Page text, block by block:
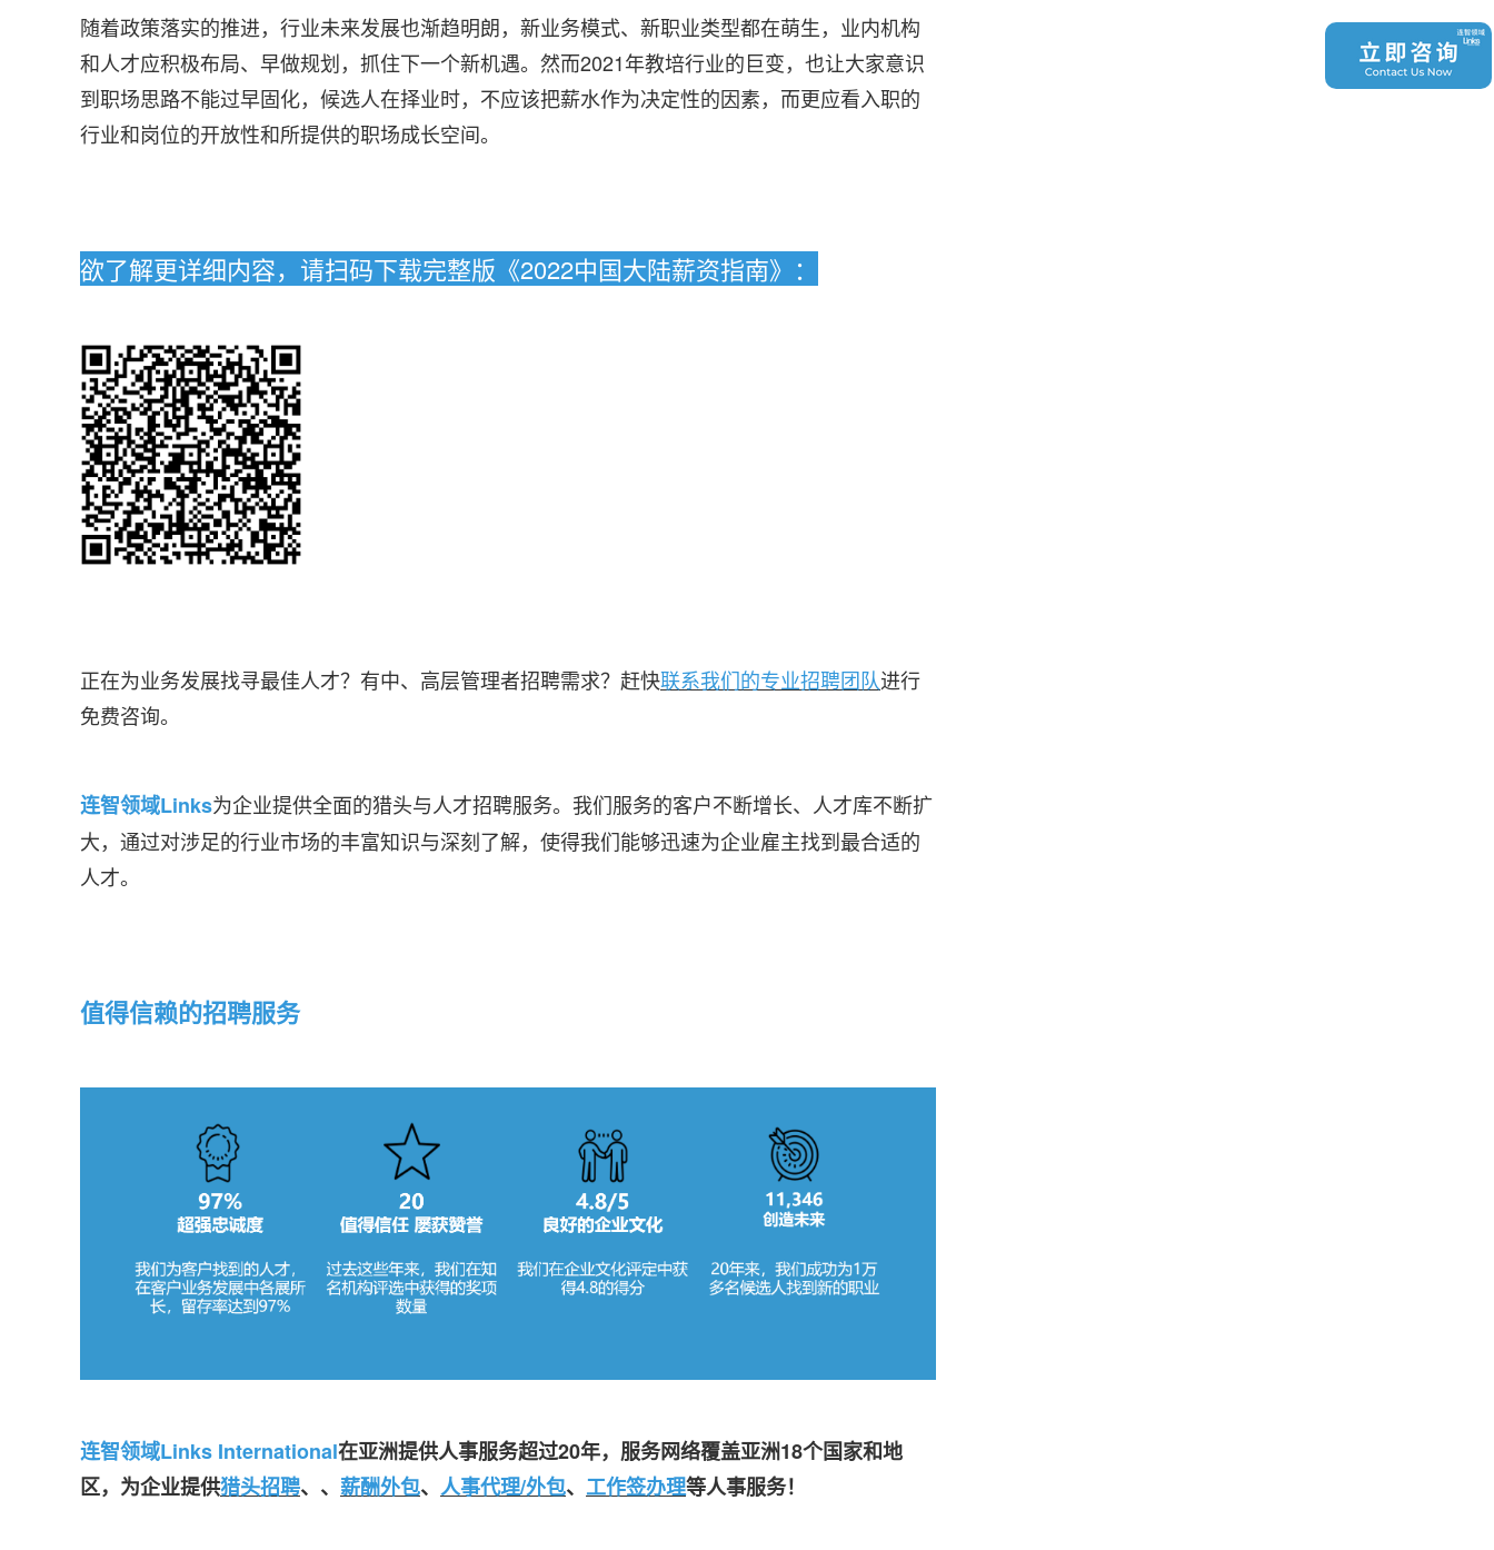
随着政策落实的推进，行业未来发展也渐趋明朗，新业务模式、新职业类型都在萌生，业内机构
和人才应积极布局、早做规划，抓住下一个新机遇。然而2021年教培行业的巨变，也让大家意识
到职场思路不能过早固化，候选人在择业时，不应该把薪水作为决定性的因素，而更应看入职的
行业和岗位的开放性和所提供的职场成长空间。
欲了解更详细内容，请扫码下载完整版《2022中国大陆薪资指南》：
正在为业务发展找寻最佳人才？有中、高层管理者招聘需求？赶快联系我们的专业招聘团队进行
免费咨询。
连智领域Links为企业提供全面的猎头与人才招聘服务。我们服务的客户不断增长、人才库不断扩
大，通过对涉足的行业市场的丰富知识与深刻了解，使得我们能够迅速为企业雇主找到最合适的
人才。
值得信赖的招聘服务
连智领域Links International在亚洲提供人事服务超过20年，服务网络覆盖亚洲18个国家和地
区，为企业提供猎头招聘、 、 薪酬外包、 人事代理/外包、 工作签办理等人事服务！